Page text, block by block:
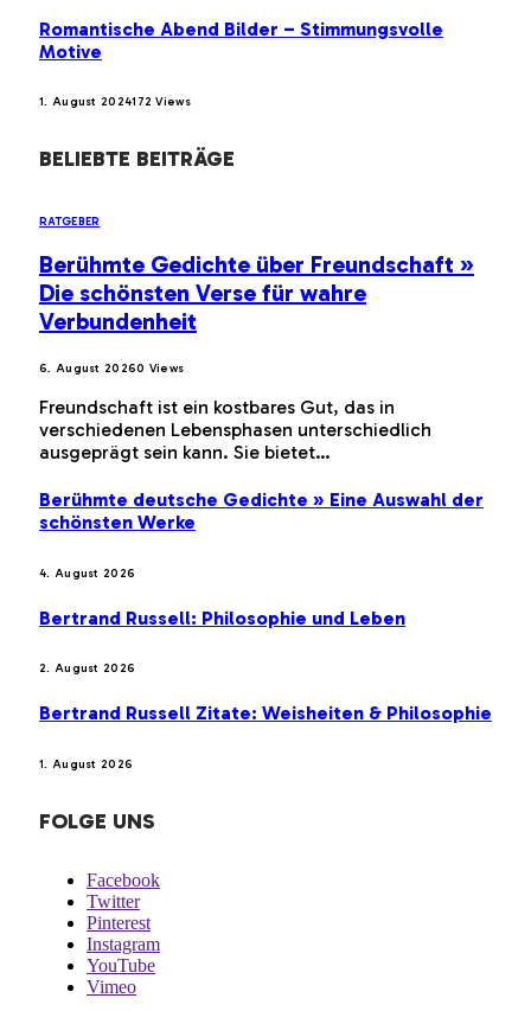
Romantische Abend Bilder – Stimmungsvolle
Motive
1. August 2024172Views
BELIEBTE BEITRÄGE
RATGEBER
Berühmte Gedichte über Freundschaft »
Die schönsten Verse für wahre
Verbundenheit
6. August 20260 Views
Freundschaft ist ein kostbares Gut, das in
verschiedenen Lebensphasen unterschiedlich
ausgeprägt sein kann. Sie bietet…
Berühmte deutsche Gedichte » Eine Auswahl der
schönsten Werke
4. August 2026
Bertrand Russell: Philosophie und Leben
2. August 2026
Bertrand Russell Zitate: Weisheiten & Philosophie
1. August 2026
FOLGE UNS
Facebook
Twitter
Pinterest
Instagram
YouTube
Vimeo